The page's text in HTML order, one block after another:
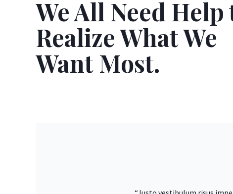
We All Need Help
Realize What We
Want Most.